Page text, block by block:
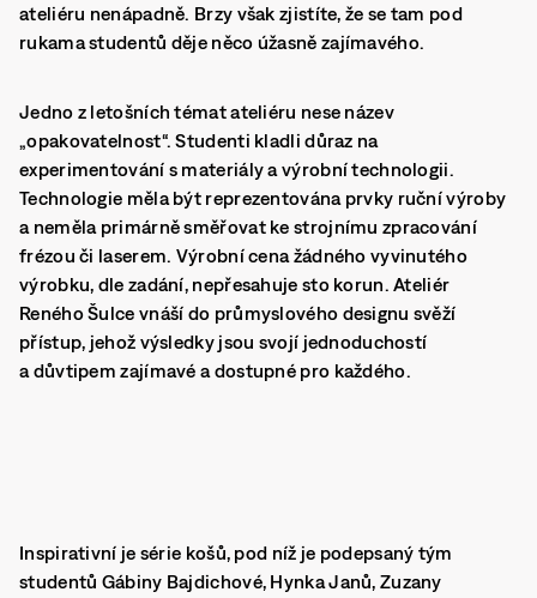
ateliéru nenápadně. Brzy však zjistíte, že se tam pod
rukama studentů děje něco úžasně zajímavého.
Jedno z letošních témat ateliéru nese název
„opakovatelnost“. Studenti kladli důraz na
experimentování s materiály a výrobní technologii.
Technologie měla být reprezentována prvky ruční výroby
a neměla primárně směřovat ke strojnímu zpracování
frézou či laserem. Výrobní cena žádného vyvinutého
výrobku, dle zadání, nepřesahuje sto korun. Ateliér
Reného Šulce vnáší do průmyslového designu svěží
přístup, jehož výsledky jsou svojí jednoduchostí
a důvtipem zajímavé a dostupné pro každého.
Inspirativní je série košů, pod níž je podepsaný tým
studentů Gábiny Bajdichové, Hynka Janů, Zuzany